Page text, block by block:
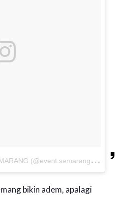
A
photo posted by EVENTSEMARANG (@event.semarang)on
bikin adem, apalagi